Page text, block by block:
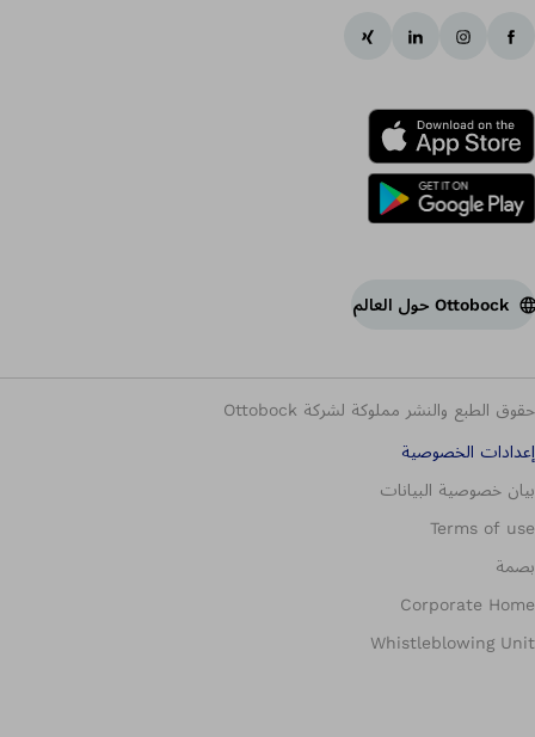
Ottobock حول العالم
حقوق الطبع والنشر مملوكة لشركة Ottobock
إعدادات الخصوصية
بيان خصوصية البيانات
Terms of use
بصمة
Corporate Home
Whistleblowing Unit